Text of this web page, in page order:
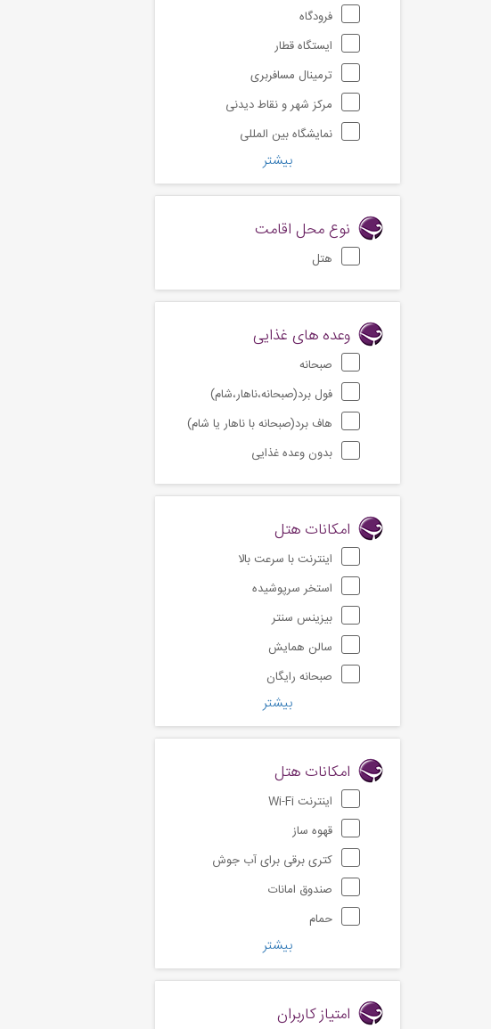
فرودگاه
ایستگاه قطار
ترمینال مسافربری
مرکز شهر و نقاط دیدنی
نمایشگاه بین المللی
بیشتر
نوع محل اقامت
هتل
وعده های غذایی
صبحانه
فول برد(صبحانه،ناهار،شام)
هاف برد(صبحانه با ناهار یا شام)
بدون وعده غذایی
امکانات هتل
اینترنت با سرعت بالا
استخر سرپوشیده
بیزینس سنتر
سالن همایش
صبحانه رایگان
بیشتر
امکانات هتل
اینترنت Wi-Fi
قهوه ساز
کتری برقی برای آب جوش
صندوق امانات
حمام
بیشتر
امتیاز کاربران